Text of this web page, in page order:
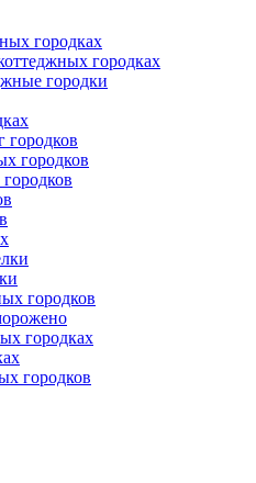
городках
городках
городки
городков
городков
городков
городках
городков